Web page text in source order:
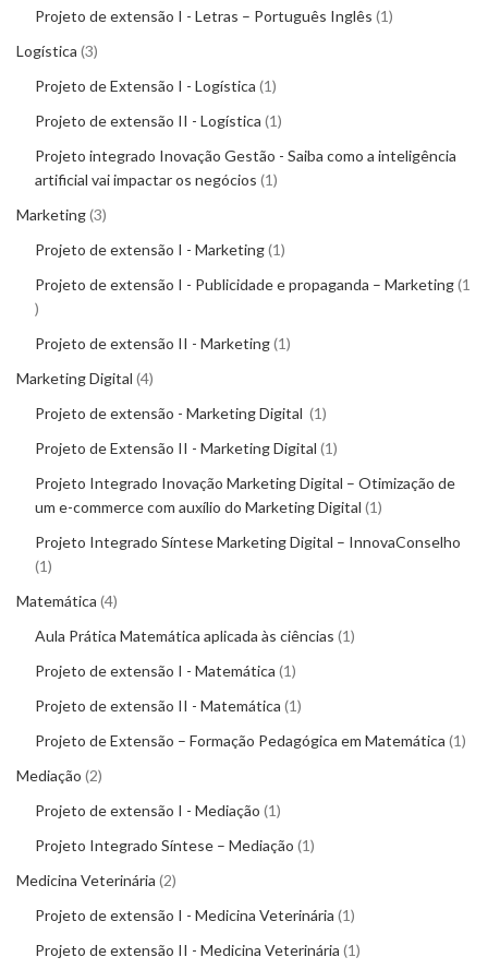
Projeto de extensão I - Letras – Português Inglês 1
Logística 3
Projeto de Extensão I - Logística 1
Projeto de extensão II - Logística 1
Projeto integrado Inovação Gestão - Saiba como a inteligência
artificial vai impactar os negócios 1
Marketing 3
Projeto de extensão I - Marketing 1
Projeto de extensão I - Publicidade e propaganda – Marketing 1
Projeto de extensão II - Marketing 1
Marketing Digital 4
Projeto de extensão - Marketing Digital
1
Projeto de Extensão II - Marketing Digital 1
Projeto Integrado Inovação Marketing Digital – Otimização de
um e-commerce com auxílio do Marketing Digital 1
Projeto Integrado Síntese Marketing Digital – InnovaConselho
1
Matemática 4
Aula Prática Matemática aplicada às ciências 1
Projeto de extensão I - Matemática 1
Projeto de extensão II - Matemática 1
Projeto de Extensão – Formação Pedagógica em Matemática 1
Mediação 2
Projeto de extensão I - Mediação 1
Projeto Integrado Síntese – Mediação 1
Medicina Veterinária 2
Projeto de extensão I - Medicina Veterinária 1
Projeto de extensão II - Medicina Veterinária 1